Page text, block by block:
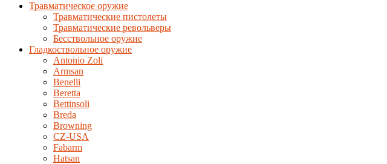
Травматическое оружие
Травматические пистолеты
Травматические револьверы
Бесствольное оружие
Гладкоствольное оружие
Antonio Zoli
Armsan
Benelli
Beretta
Bettinsoli
Breda
Browning
CZ-USA
Fabarm
Hatsan